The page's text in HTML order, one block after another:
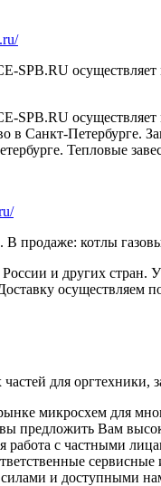
осуществляет
в Санкт-Петербурге.
Тепловые
В продаже: котлы
и других
осуществляем
для
микросхем для
предложить Вам
работа с частными
и доступными